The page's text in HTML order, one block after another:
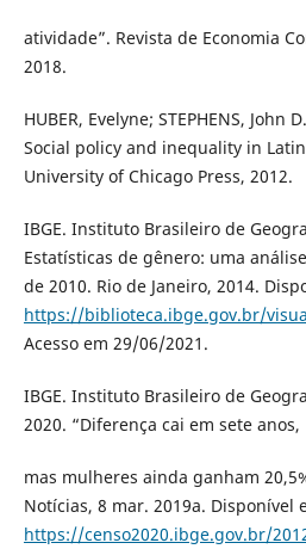
atividade”. Revista de Economia
2018.
HUBER, Evelyne; STEPHENS, John
Social policy and inequality in
University of Chicago Press, 2012.
IBGE. Instituto Brasileiro de
Estatísticas de gênero: uma
de 2010. Rio de Janeiro, 2014.
https://biblioteca.ibge.gov.br/
Acesso em 29/06/2021.
IBGE. Instituto Brasileiro de
2020. “Diferença cai em sete anos,
mas mulheres ainda ganham
Notícias, 8 mar. 2019a. Disponível
https://censo2020.ibge.gov.br/